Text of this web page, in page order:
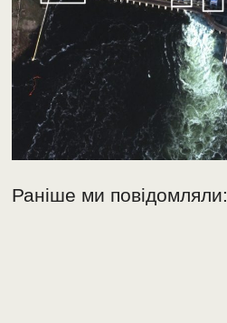
Раніше ми повідомляли: